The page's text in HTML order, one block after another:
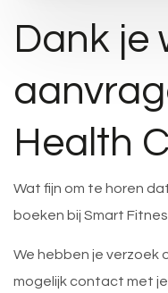
Dank je
Health
Wat fijn om te horen
boeken bij Smart
We hebben je verzoek
mogelijk contact met